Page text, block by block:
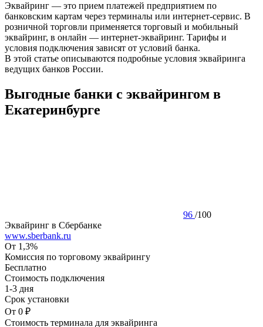
Эквайринг — это прием платежей предприятием по
банковским картам через терминалы или интернет-сервис. В
розничной торговли применяется торговый и мобильный
эквайринг, в онлайн — интернет-эквайринг. Тарифы и
условия подключения зависят от условий банка.
В этой статье описываются подробные условия эквайринга
ведущих банков России.
Выгодные банки с эквайрингом в
Екатеринбурге
96 /100
Эквайринг в Сбербанке
www.sberbank.ru
От 1,3%
Комиссия по торговому эквайрингу
Бесплатно
Стоимость подключения
1-3 дня
Срок установки
От 0 ₽
Стоимость терминала для эквайринга